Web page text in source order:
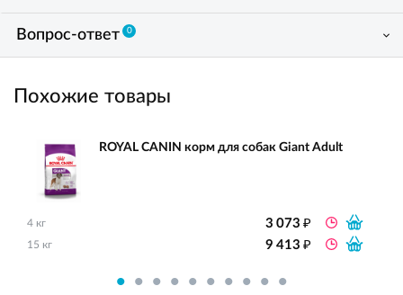
Вопрос-ответ 0
Похожие товары
ROYAL CANIN корм для собак Giant Adult
4 кг 3 073₽
15 кг 9 413₽